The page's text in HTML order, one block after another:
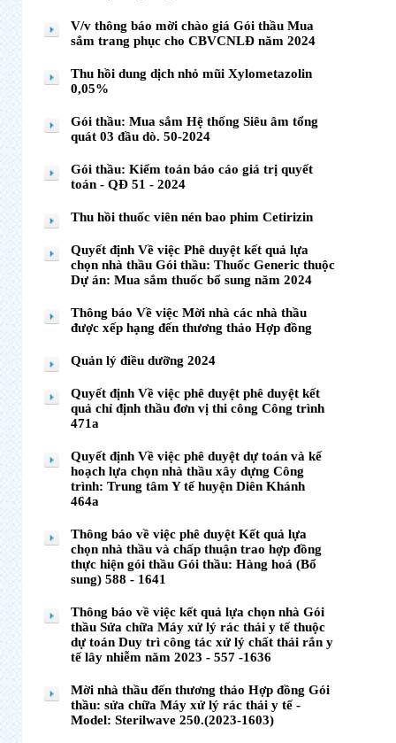
V/v thông báo mời chào giá Gói thầu Mua
sắm trang phục cho CBVCNLĐ năm 2024
Thu hồi dung dịch nhỏ mũi Xylometazolin
0,05%
Gói thầu: Mua sắm Hệ thống Siêu âm tổng
quát 03 đầu dò. 50-2024
Gói thầu: Kiểm toán báo cáo giá trị quyết
toán - QĐ 51 - 2024
Thu hồi thuốc viên nén bao phim Cetirizin
Quyết định Về việc Phê duyệt kết quả lựa
chọn nhà thầu Gói thầu: Thuốc Generic thuộc
Dự án: Mua sắm thuốc bổ sung năm 2024
Thông báo Về việc Mời nhà các nhà thầu
được xếp hạng đến thương thảo Hợp đồng
Quản lý điều dưỡng 2024
Quyết định Về việc phê duyệt phê duyệt kết
quả chỉ định thầu đơn vị thi công Công trình
471a
Quyết định Về việc phê duyệt dự toán và kế
hoạch lựa chọn nhà thầu xây dựng Công
trình: Trung tâm Y tế huyện Diên Khánh
464a
Thông báo về việc phê duyệt Kết quả lựa
chọn nhà thầu và chấp thuận trao hợp đồng
thực hiện gói thầu Gói thầu: Hàng hoá (Bổ
sung) 588 - 1641
Thông báo về việc kết quả lựa chọn nhà Gói
thầu Sửa chữa Máy xử lý rác thải y tế thuộc
dự toán Duy trì công tác xử lý chất thải rắn y
tế lây nhiễm năm 2023 - 557 -1636
Mời nhà thầu đến thương thảo Hợp đồng Gói
thầu: sửa chữa Máy xử lý rác thải y tế -
Model: Sterilwave 250.(2023-1603)